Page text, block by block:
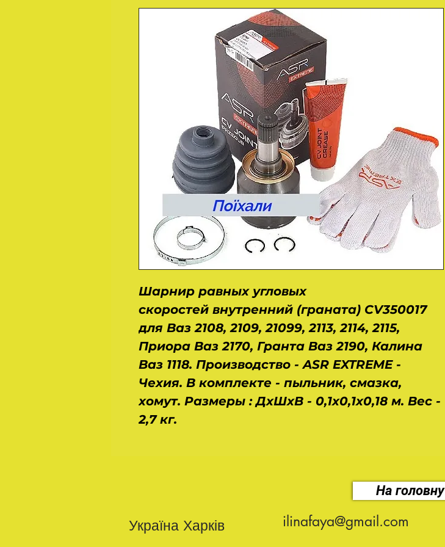
Шарнир равных угловых
скоростей внутренний (граната) CV350017
для Ваз 2108, 2109, 21099, 2113, 2114, 2115,
Приора Ваз 2170, Гранта Ваз 2190, Калина
Ваз 1118. Производство - ASR EXTREME-
Чехия. В комплекте - пыльник, смазка,
хомут. Размеры : ДхШхВ - 0,1х0,1х0,18 м. Вес -
2,7 кг.
На головну
Україна Харків ilinafaya@gmail.com